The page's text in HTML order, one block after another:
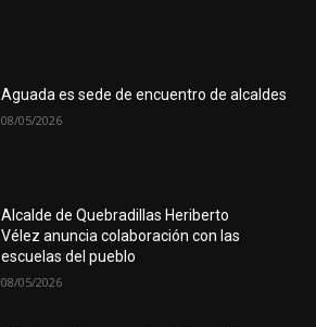
Aguada es sede de encuentro de alcaldes
08/05/2026
Alcalde de Quebradillas Heriberto
Vélez anuncia colaboración con las
escuelas del pueblo
08/05/2026